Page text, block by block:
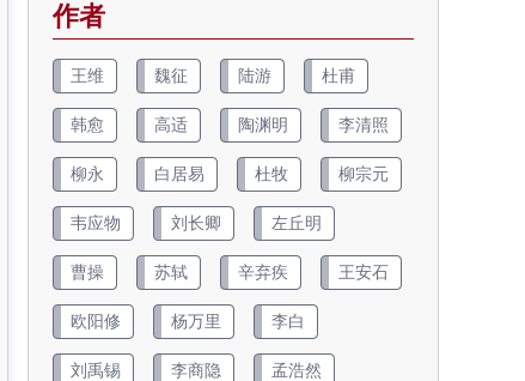
作者
王维 魏征 陆游 杜甫
韩愈 高适 陶渊明 李清照
柳永 白居易 杜牧 柳宗元
韦应物 刘长卿 左丘明
曹操 苏轼 辛弃疾 王安石
欧阳修 杨万里 李白
刘禹锡 李商隐 孟浩然